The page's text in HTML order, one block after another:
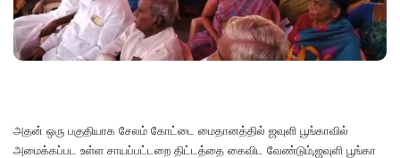
அதன் ஒரு பகுதியாக சேலம் கோட்டை மைதானத்தில் ஜவுளி பூங்காவில்
அமைக்கப்பட உள்ள சாயப்பட்டறை திட்டத்தை கைவிட வேண்டும்,ஜவுளி பூங்கா